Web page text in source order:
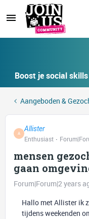
Boost je social
Aangeboden &
A
Allister
Enthusiast
mensen
gaan
Forum|Forum|2 years
Hallo met Allister ik
tijdens weekenden